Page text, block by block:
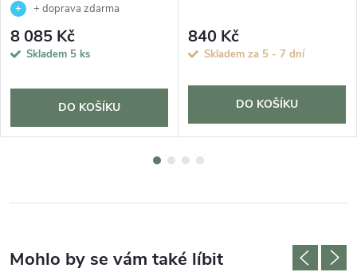
+ doprava zdarma
8 085 Kč
Skladem 5 ks
DO KOŠÍKU
840 Kč
Skladem za 5 - 7 dní
DO KOŠÍKU